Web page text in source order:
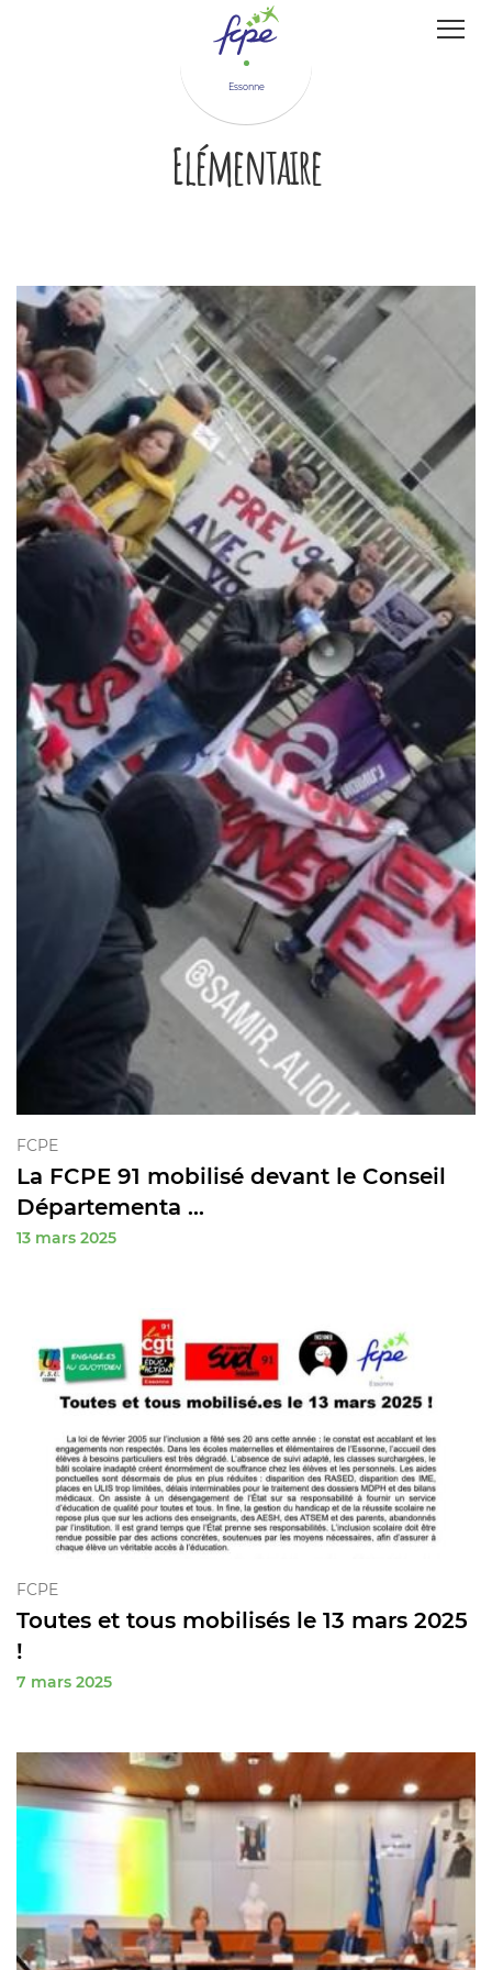
Essonne
Elémentaire
FCPE
La FCPE 91 mobilisé devant le Conseil
Départementa ...
13 mars 2025
FCPE
Toutes et tous mobilisés le 13 mars 2025
!
7 mars 2025